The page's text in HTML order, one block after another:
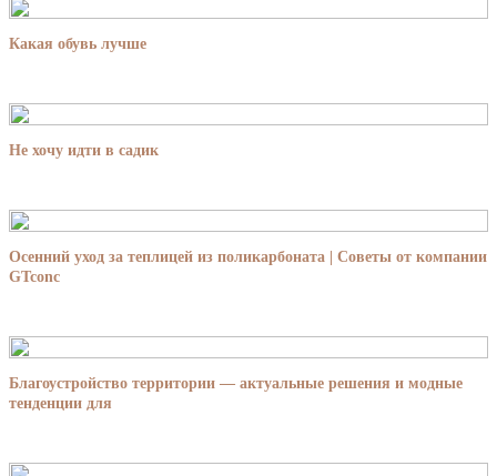
Какая обувь лучше
Не хочу идти в садик
Осенний уход за теплицей из поликарбоната | Советы от компании
GTconc
Благоустройство территории — актуальные решения и модные
тенденции для